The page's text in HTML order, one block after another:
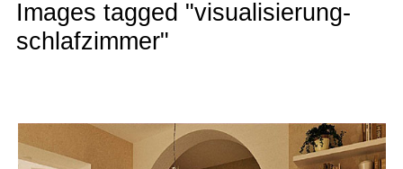
Images tagged "visualisierung-
schlafzimmer"